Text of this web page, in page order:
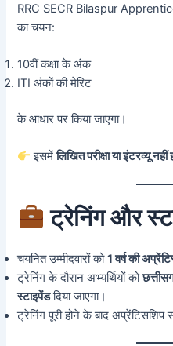
RRC SECR Bilaspur
का चयन:
10वीं कक्षा के अंक
ITI अंकों की मेरिट
के आधार पर किया जाएगा।
इसमेंलिखित परीक्षा या इंटरव्यू नहीं
ट्रेनिंग और
चयनित उम्मीदवारों को1 वर्ष की
ट्रेनिंग के दौरान अभ्यर्थियों को
स्टाइपेंडदिया जाएगा।
ट्रेनिंग पूरी होने के बाद अप्रेंटिसशिप